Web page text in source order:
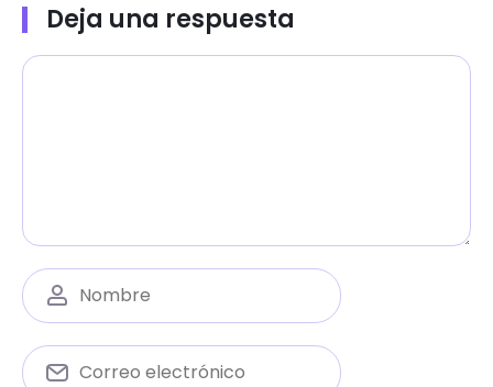
Deja una respuesta